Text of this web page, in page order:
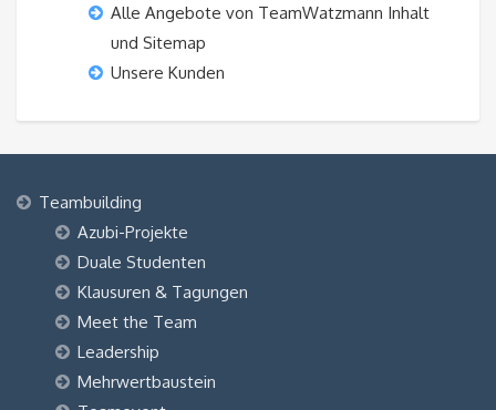
Alle Angebote von TeamWatzmann Inhalt
und Sitemap
Unsere Kunden
Teambuilding
Azubi-Projekte
Duale Studenten
Klausuren & Tagungen
Meet the Team
Leadership
Mehrwertbaustein